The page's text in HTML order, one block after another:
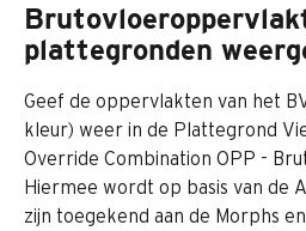
plattegronden
Geef de oppervlakten van het
kleur) weer in de Plattegrond
Override Combination OPP -
Hiermee wordt op basis van de
zijn toegekend aan de Morphs